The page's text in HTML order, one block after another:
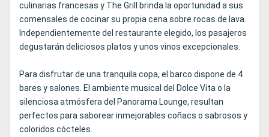
culinarias francesas y The Grill brinda la oportunidad a sus
comensales de cocinar su propia cena sobre rocas de lava.
Independientemente del restaurante elegido, los pasajeros
degustarán deliciosos platos y unos vinos excepcionales.
Para disfrutar de una tranquila copa, el barco dispone de 4
bares y salones. El ambiente musical del Dolce Vita o la
silenciosa atmósfera del Panorama Lounge, resultan
perfectos para saborear inmejorables coñacs o sabrosos y
coloridos cócteles.